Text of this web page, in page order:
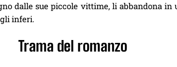
dalle sue piccole vittime, li abbandona
inferi.
Trama del romanzo